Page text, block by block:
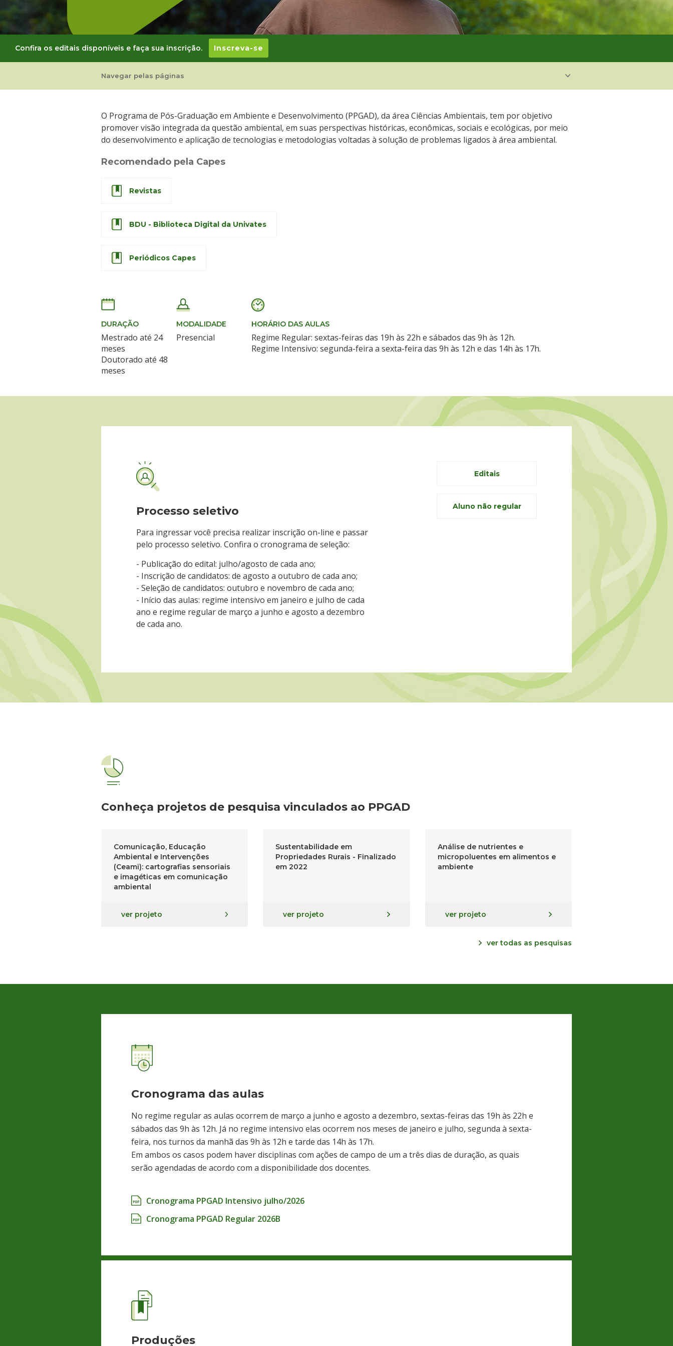
Cursos de Idiomas
Residências Médicas
Diplomados
Trabalhe Conosco
Univates & Você - Comunidade
Orquestra Gustavo Adolfo Univates
Escolas
Confira os editais disponíveis e faça sua inscrição. Inscreva-se
O Programa de Pós-Graduação em Ambiente e Desenvolvimento (PPGAD), da área Ciências Ambientais, tem por objetivo
promover visão integrada da questão ambiental, em suas perspectivas históricas, econômicas, sociais e ecológicas, por meio
do desenvolvimento e aplicação de tecnologias e metodologias voltadas à solução de problemas ligados à área ambiental.
Recomendado pela Capes
Revistas
BDU - Biblioteca Digital da Univates
Periódicos Capes
DURAÇÃO
Mestrado até 24
meses
Doutorado até 48
meses
MODALIDADE
Presencial
HORÁRIO DAS AULAS
Regime Regular: sextas-feiras das 19h às 22h e sábados das 9h às 12h.
Regime Intensivo: segunda-feira a sexta-feira das 9h às 12h e das 14h às 17h.
Navegar pelas páginas
Processo seletivo
Para ingressar você precisa realizar inscrição on-line e passar
pelo processo seletivo. Confira o cronograma de seleção:
- Publicação do edital: julho/agosto de cada ano;
- Inscrição de candidatos: de agosto a outubro de cada ano;
- Seleção de candidatos: outubro e novembro de cada ano;
- Início das aulas: regime intensivo em janeiro e julho de cada
ano e regime regular de março a junho e agosto a dezembro
de cada ano.
Editais
Aluno não regular
Conheça projetos de pesquisa vinculados ao PPGAD
Comunicação, Educação
Ambiental e Intervenções
(Ceami): cartografias sensoriais
e imagéticas em comunicação
ambiental
ver projeto
Sustentabilidade em
Propriedades Rurais - Finalizado
em 2022
ver projeto
Análise de nutrientes e
micropoluentes em alimentos e
ambiente
ver projeto
ver todas as pesquisas
Cronograma das aulas
No regime regular as aulas ocorrem de março a junho e agosto a dezembro, sextas-feiras das 19h às 22h e
sábados das 9h às 12h. Já no regime intensivo elas ocorrem nos meses de janeiro e julho, segunda à sexta-
feira, nos turnos da manhã das 9h às 12h e tarde das 14h às 17h.
Em ambos os casos podem haver disciplinas com ações de campo de um a três dias de duração, as quais
serão agendadas de acordo com a disponibilidade dos docentes.
Cronograma PPGAD Intensivo julho/2026
Cronograma PPGAD Regular 2026B
Produções